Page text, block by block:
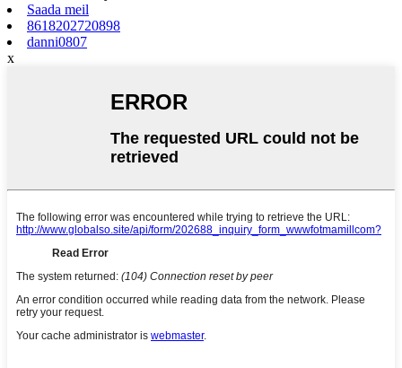
Saada meil
8618202720898
danni0807
x